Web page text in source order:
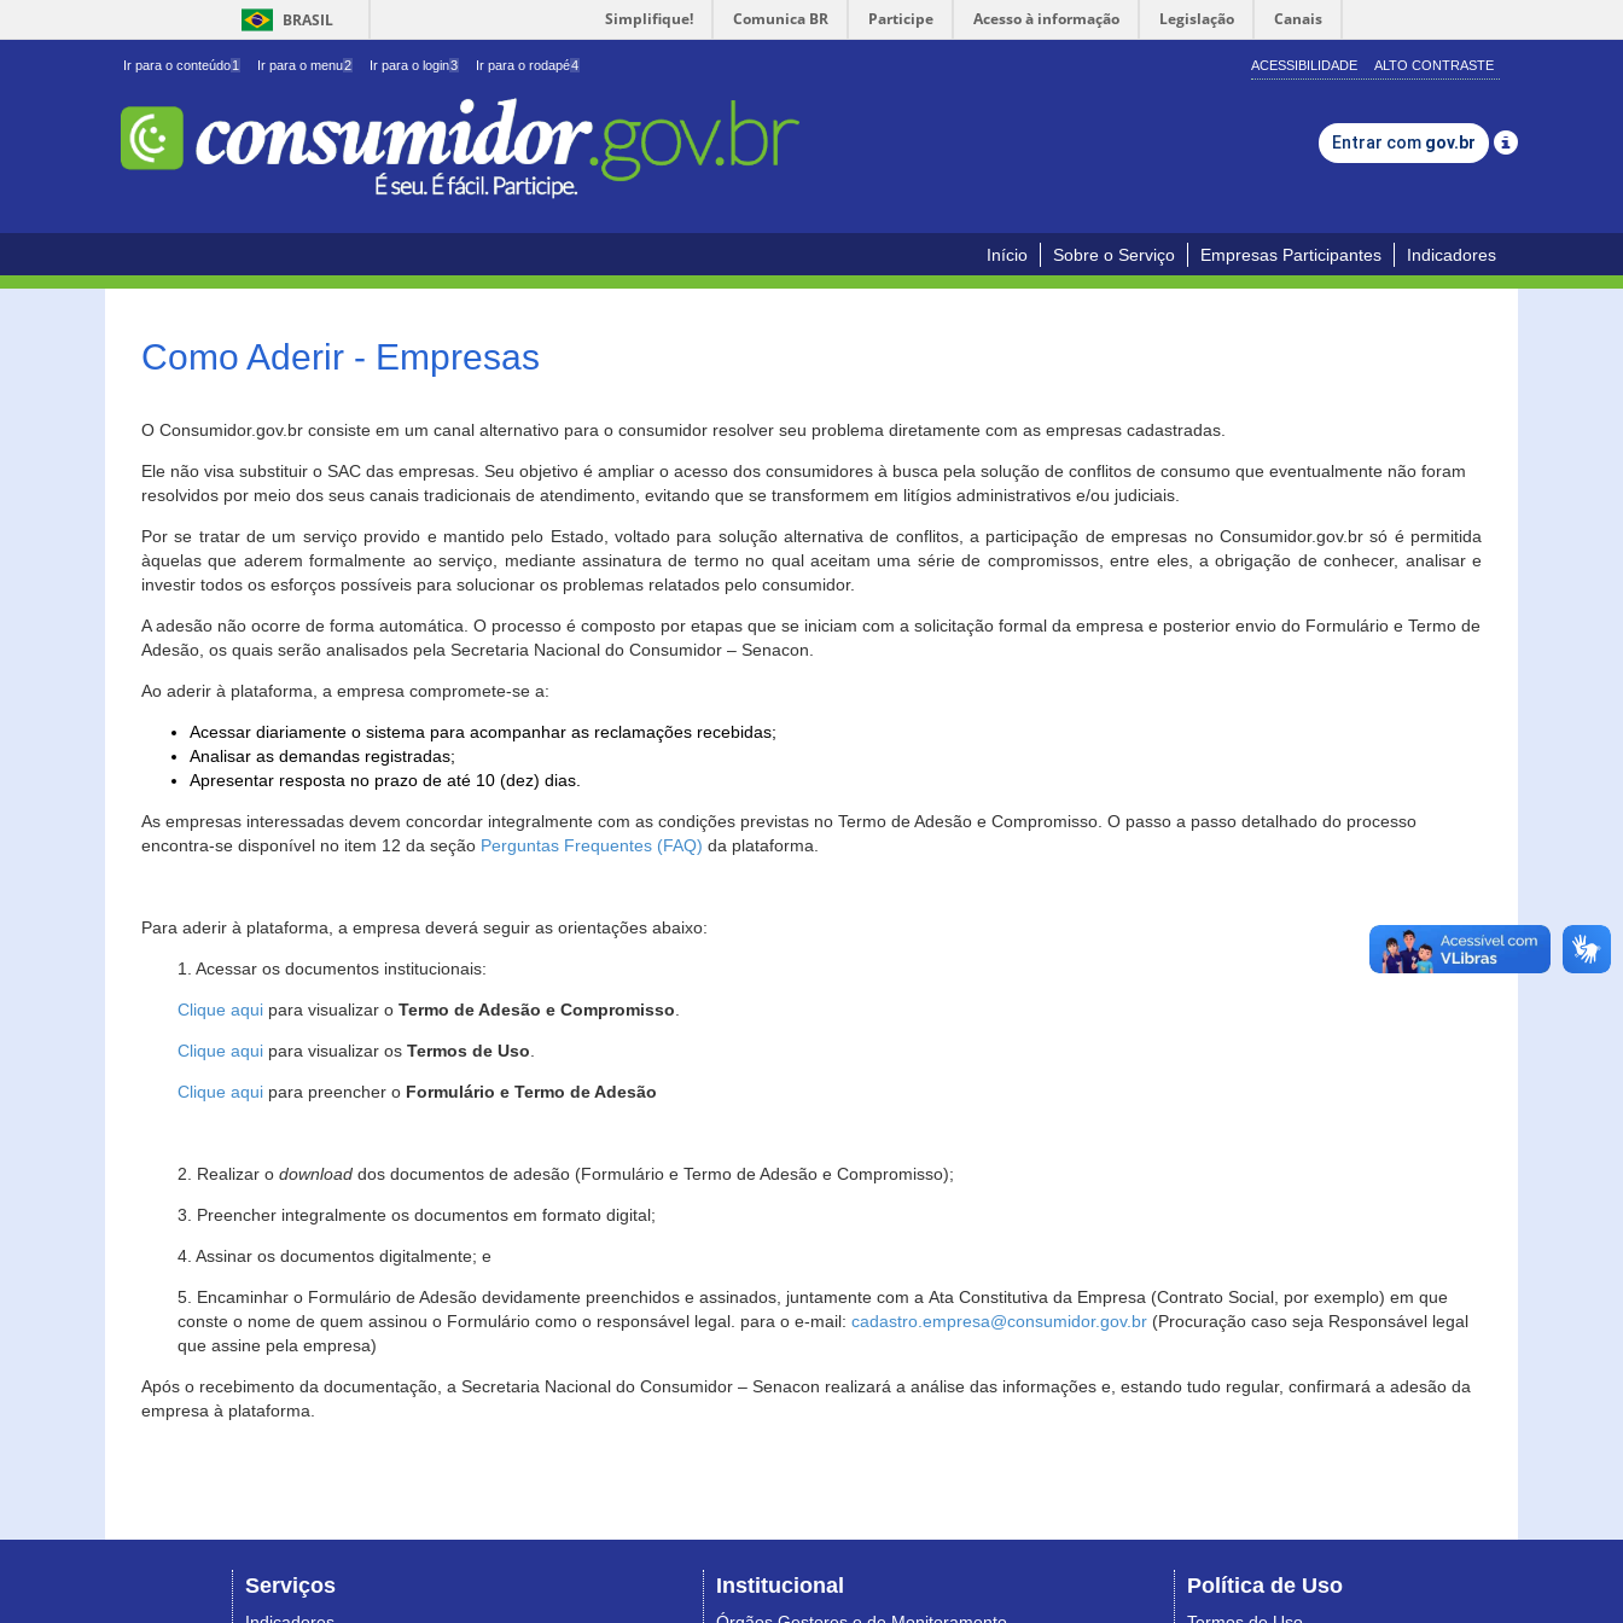
BRASIL Simplifique! Comunica BR Participe Acesso à informação Legislação Canais
Ir para o conteúdo1 Ir para o menu2 Ir para o login3 Ir para o rodapé4 ACESSIBILIDADE ALTO CONTRASTE
Entrar com gov.br
Início Sobre o Serviço Empresas Participantes Indicadores
Como Aderir - Empresas
O Consumidor.gov.br consiste em um canal alternativo para o consumidor resolver seu problema diretamente com as empresas cadastradas.
Ele não visa substituir o SAC das empresas. Seu objetivo é ampliar o acesso dos consumidores à busca pela solução de conflitos de consumo que eventualmente não foram
resolvidos por meio dos seus canais tradicionais de atendimento, evitando que se transformem em litígios administrativos e/ou judiciais.
Por se tratar de um serviço provido e mantido pelo Estado, voltado para solução alternativa de conflitos, a participação de empresas no Consumidor.gov.br só é permitida
àquelas que aderem formalmente ao serviço, mediante assinatura de termo no qual aceitam uma série de compromissos, entre eles, a obrigação de conhecer, analisar e
investir todos os esforços possíveis para solucionar os problemas relatados pelo consumidor.
A adesão não ocorre de forma automática. O processo é composto por etapas que se iniciam com a solicitação formal da empresa e posterior envio do Formulário e Termo de
Adesão, os quais serão analisados pela Secretaria Nacional do Consumidor – Senacon.
Ao aderir à plataforma, a empresa compromete-se a:
Acessar diariamente o sistema para acompanhar as reclamações recebidas;
Analisar as demandas registradas;
Apresentar resposta no prazo de até 10 (dez) dias.
As empresas interessadas devem concordar integralmente com as condições previstas no Termo de Adesão e Compromisso. O passo a passo detalhado do processo
encontra-se disponível no item 12 da seção Perguntas Frequentes (FAQ) da plataforma.
Para aderir à plataforma, a empresa deverá seguir as orientações abaixo:
1. Acessar os documentos institucionais:
Clique aqui para visualizar o Termo de Adesão e Compromisso
Clique aqui para visualizar os Termos de Uso
Clique aqui para preencher o Formulário e Termo de Adesão
2. Realizar o download dos documentos de adesão (Formulário e Termo de Adesão e Compromisso);
3. Preencher integralmente os documentos em formato digital;
4. Assinar os documentos digitalmente; e
5. Encaminhar o Formulário de Adesão devidamente preenchidos e assinados, juntamente com a Ata Constitutiva da Empresa (Contrato Social, por exemplo) em que
conste o nome de quem assinou o Formulário como o responsável legal. para o e-mail: cadastro.empresa@consumidor.gov.br (Procuração caso seja Responsável legal
que assine pela empresa)
Após o recebimento da documentação, a Secretaria Nacional do Consumidor – Senacon realizará a análise das informações e, estando tudo regular, confirmará a adesão da
empresa à plataforma.
Serviços Institucional Política de Uso